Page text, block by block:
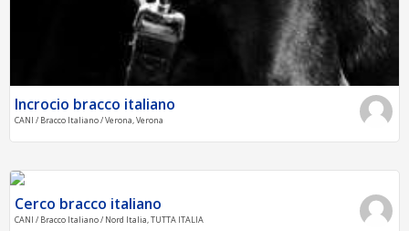
Incrocio bracco italiano
CANI / Bracco Italiano / Verona, Verona
Cerco bracco italiano
CANI / Bracco Italiano / Nord Italia, TUTTA ITALIA